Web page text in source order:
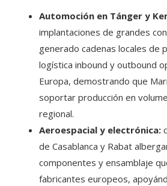
Automoción en Tánger y
implantaciones de grandes
generado cadenas locales de
logística inbound y outbound
Europa, demostrando que
soportar producción en
regional.
Aeroespacial y electrónica:
de Casablanca y Rabat
componentes y ensamblaje
fabricantes europeos,